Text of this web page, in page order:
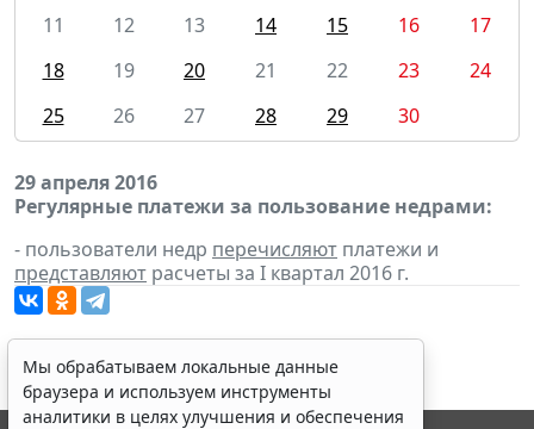
11
12 13 14 15 16
17
18
19 20 21 22 23
24
25
26 27 28 29 30
29 апреля 2016
Регулярные платежи за пользование недрами:
- пользователи недр перечисляют платежи и
представляют расчеты за I квартал 2016 г.
Мы обрабатываем локальные данные
браузера и используем инструменты
аналитики в целях улучшения и обеспечения